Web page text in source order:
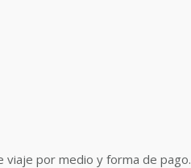
viaje por medio y forma de pago.